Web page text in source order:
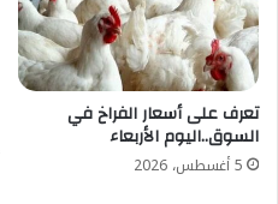
تعرف على أسعار الفراخ في
السوق..اليوم الأربعاء
5 أغسطس، 2026